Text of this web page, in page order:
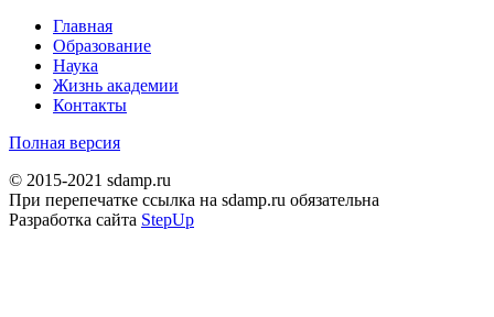
Главная
Образование
Наука
Жизнь академии
Контакты
Полная версия
© 2015-2021 sdamp.ru
При перепечатке ссылка на sdamp.ru обязательна
Разработка сайта StepUp